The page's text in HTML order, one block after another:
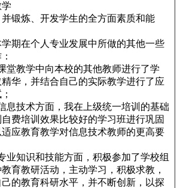
锻炼、开发学生的全方面素质和能
期在个人专业发展中所做的其他一些
堂教学中向本校的其他教师进行了学
华，并结合自己的实际教学进行了应
息技术方面，我在上级统一培训的基础
自费培训效果比较好的学习班进行巩固
应教育教学对信息技术教师的更高要
业知识和技能方面，积极参加了学校组
育教研活动，主动学习，积极求教，
的教育科研水平，并不断创新，以探